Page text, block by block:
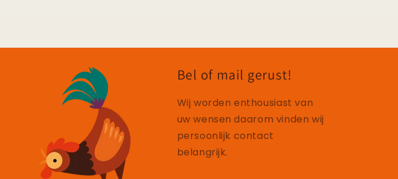
Bel of mail gerust!
Wij worden enthousiast van
uw wensen daarom vinden wij
persoonlijk contact
belangrijk.